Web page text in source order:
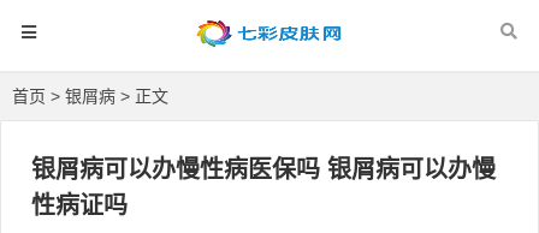
首页 > 银屑病 > 正文
银屑病可以办慢性病医保吗 银屑病可以办慢
性病证吗